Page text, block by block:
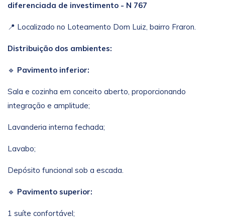
diferenciada de investimento - N 767
📍 Localizado no Loteamento Dom Luiz, bairro Fraron.
Distribuição dos ambientes:
🔹 Pavimento inferior:
Sala e cozinha em conceito aberto, proporcionando
integração e amplitude;
Lavanderia interna fechada;
Lavabo;
Depósito funcional sob a escada.
🔹 Pavimento superior:
1 suíte confortável;